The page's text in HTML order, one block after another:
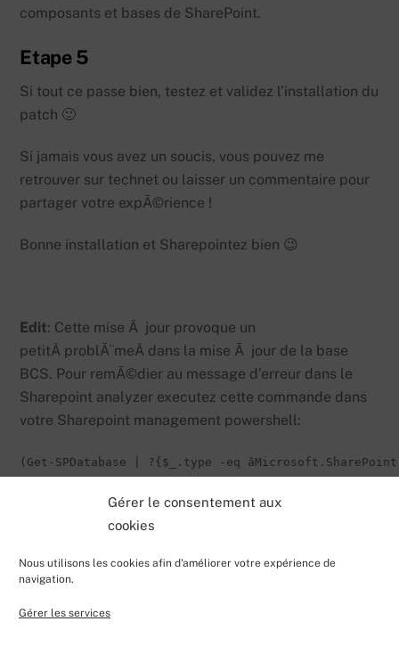
Gérer le consentement aux
cookies
Nous utilisons les cookies afin d'améliorer votre expérience de
navigation.
Gérer les services
composants et bases de SharePoint.
Etape 5
Si tout ce passe bien, testez et validez l’installation du
patch 🙂
Si jamais vous avez un soucis, vous pouvez me
retrouver sur technet ou laisser un commentaire pour
partager votre expÃ©rience !
Bonne installation et Sharepointez bien 😉
Edit: Cette mise Ã jour provoque un
petitÂ problÃ¨meÂ dans la mise Ã jour de la base
BCS. Pour remÃ©dier au message d’erreur dans le
Sharepoint analyzer executez cette commande dans
votre Sharepoint management powershell:
(Get-SPDatabase | ?{$_.type -eq